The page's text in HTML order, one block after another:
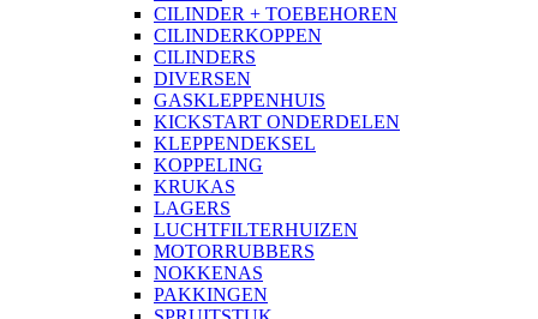
CILINDER + TOEBEHOREN
CILINDERKOPPEN
CILINDERS
DIVERSEN
GASKLEPPENHUIS
KICKSTART ONDERDELEN
KLEPPENDEKSEL
KOPPELING
KRUKAS
LAGERS
LUCHTFILTERHUIZEN
MOTORRUBBERS
NOKKENAS
PAKKINGEN